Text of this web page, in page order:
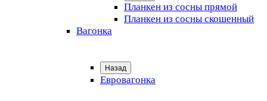
Планкен из сосны прямой
Планкен из сосны скошенный
Вагонка
Назад
Евровагонка